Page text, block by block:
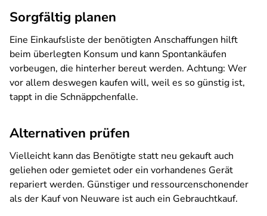
Sorgfältig planen
Eine Einkaufsliste der benötigten Anschaffungen hilft
beim überlegten Konsum und kann Spontankäufen
vorbeugen, die hinterher bereut werden. Achtung: Wer
vor allem deswegen kaufen will, weil es so günstig ist,
tappt in die Schnäppchenfalle.
Alternativen prüfen
Vielleicht kann das Benötigte statt neu gekauft auch
geliehen oder gemietet oder ein vorhandenes Gerät
repariert werden. Günstiger und ressourcenschonender
als der Kauf von Neuware ist auch ein Gebrauchtkauf.